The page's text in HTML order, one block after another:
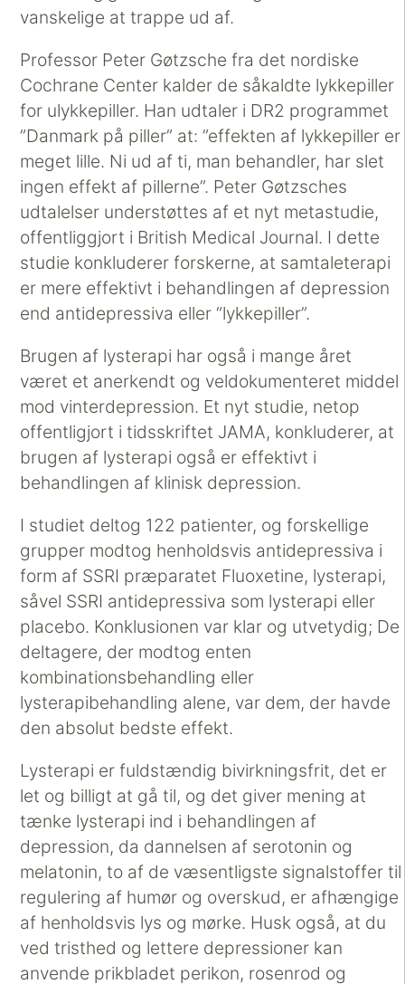
vanskelige at trappe ud af.
Professor Peter Gøtzsche fra det nordiske
Cochrane Center kalder de såkaldte lykkepiller
for ulykkepiller. Han udtaler i DR2 programmet
”Danmark på piller” at: ”effekten af lykkepiller er
meget lille. Ni ud af ti, man behandler, har slet
ingen effekt af pillerne”. Peter Gøtzsches
udtalelser understøttes af et nyt metastudie,
offentliggjort i British Medical Journal. I dette
studie konkluderer forskerne, at samtaleterapi
er mere effektivt i behandlingen af depression
end antidepressiva eller “lykkepiller”.
Brugen af lysterapi har også i mange året
været et anerkendt og veldokumenteret middel
mod vinterdepression. Et nyt studie, netop
offentligjort i tidsskriftet JAMA, konkluderer, at
brugen af lysterapi også er effektivt i
behandlingen af klinisk depression.
I studiet deltog 122 patienter, og forskellige
grupper modtog henholdsvis antidepressiva i
form af SSRI præparatet Fluoxetine, lysterapi,
såvel SSRI antidepressiva som lysterapi eller
placebo. Konklusionen var klar og utvetydig; De
deltagere, der modtog enten
kombinationsbehandling eller
lysterapibehandling alene, var dem, der havde
den absolut bedste effekt.
Lysterapi er fuldstændig bivirkningsfrit, det er
let og billigt at gå til, og det giver mening at
tænke lysterapi ind i behandlingen af
depression, da dannelsen af serotonin og
melatonin, to af de væsentligste signalstoffer til
regulering af humør og overskud, er afhængige
af henholdsvis lys og mørke. Husk også, at du
ved tristhed og lettere depressioner kan
anvende prikbladet perikon, rosenrod og